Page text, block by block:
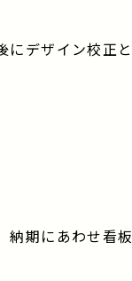
にデザイン校正と
納期にあわせ看板